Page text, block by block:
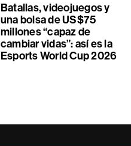
Batallas, videojuegos y
una bolsa de US$75
millones “capaz de
cambiar vidas”: así es la
Esports World Cup 2026